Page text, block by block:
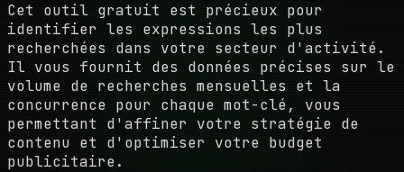
Cet outil gratuit est précieux pour
identifier les expressions les plus
recherchées dans votre secteur d'activité.
Il vous fournit des données précises sur le
volume de recherches mensuelles et la
concurrence pour chaque mot-clé, vous
permettant d'affiner votre stratégie de
contenu et d'optimiser votre budget
publicitaire.